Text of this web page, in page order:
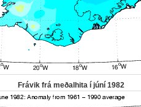
Frávik frá meðalhita í júní 1982